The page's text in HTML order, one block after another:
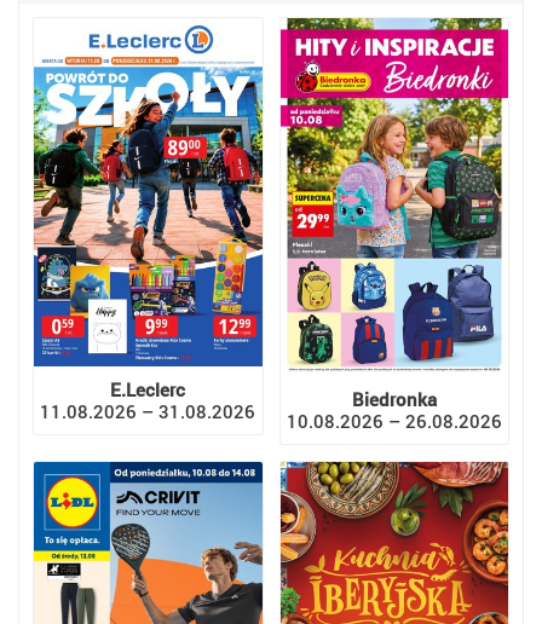
E.Leclerc
11.08.2026 – 31.08.2026
Biedronka
10.08.2026 – 26.08.2026